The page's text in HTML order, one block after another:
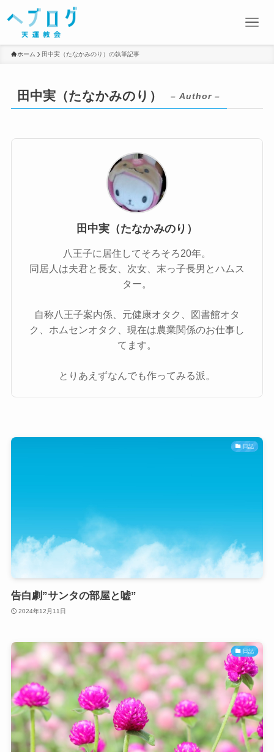
ホーム 田中実（たなかみのり）の執筆記事
田中実（たなかみのり） – Author –
田中実（たなかみのり）
八王子に居住してそろそろ20年。
同居人は夫君と長女、次女、末っ子長男とハムス
ター。
自称八王子案内係、元健康オタク、図書館オタ
ク、ホムセンオタク、現在は農業関係のお仕事し
てます。
とりあえずなんでも作ってみる派。
日記
告白劇”サンタの部屋と嘘”
2024年12月11日
日記